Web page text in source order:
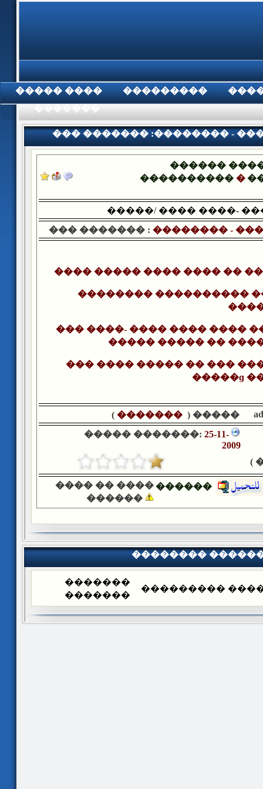
���� ����� ���������
��� ������� :�������� - ����
������
�����������
�����/ ���� ����-
��� ������� : �������� - ����
���� ����� ���� ���� �� ����
�������� ����������
��� ����- ���� ���� ����
����� ����� ��
��� ���� ����� �� ���
�����ɡ
����� (
�������
)
����� �������: 25-11-
2009
���� �� ����
������
������
��������
��������
�������
�������